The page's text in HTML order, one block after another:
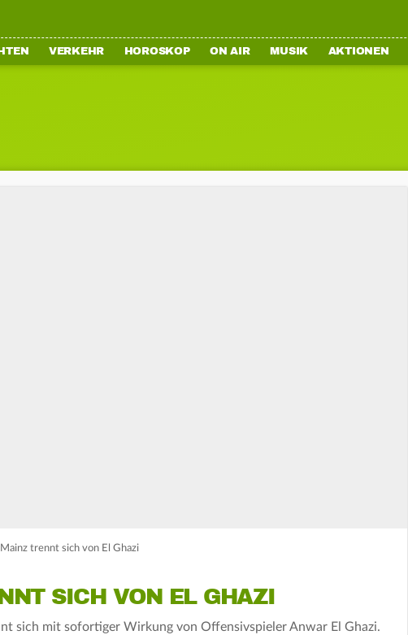
VERKEHR HOROSKOP ON AIR MUSIK AKTIONEN
trennt sich von El Ghazi
SICH VON EL GHAZI
sich mit sofortiger Wirkung von Offensivspieler Anwar El Ghazi.